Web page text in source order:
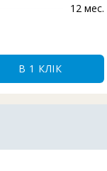
12 мес.
В 1 КЛІК